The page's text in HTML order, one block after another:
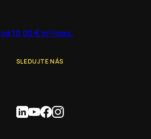
od 10,00 € m²/mes.
SLEDUJTE NÁS